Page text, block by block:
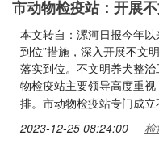
市动物检疫站：开展
本文转自：漯河日报今年
到位”措施，深入开展不文
落实到位。不文明养犬整
物检疫站主要领导高度重
排。市动物检疫站专门成
2023-12-25 08:24:00